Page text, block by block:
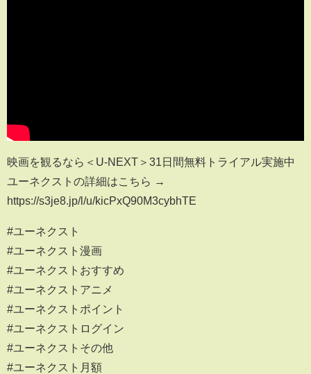
映画を観るなら＜U-NEXT＞31日間無料トライアル実施中
ユーネクストの詳細はこちら →
https://s3je8.jp/l/u/kicPxQ90M3cybhTE
#ユーネクスト
#ユーネクスト漫画
#ユーネクストおすすめ
#ユーネクストアニメ
#ユーネクストポイント
#ユーネクストログイン
#ユーネクストその他
#ユーネクスト月額